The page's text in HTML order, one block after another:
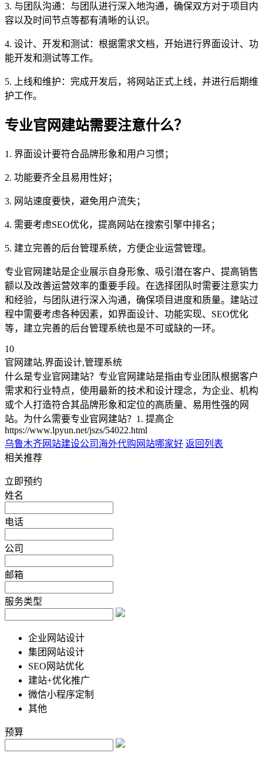
3. 与团队沟通：与团队进行深入地沟通，确保双方对于项目内
容以及时间节点等都有清晰的认识。
4. 设计、开发和测试：根据需求文档，开始进行界面设计、功
能开发和测试等工作。
5. 上线和维护：完成开发后，将网站正式上线，并进行后期维
护工作。
专业官网建站需要注意什么？
1. 界面设计要符合品牌形象和用户习惯；
2. 功能要齐全且易用性好；
3. 网站速度要快，避免用户流失；
4. 需要考虑SEO优化，提高网站在搜索引擎中排名；
5. 建立完善的后台管理系统，方便企业运营管理。
专业官网建站是企业展示自身形象、吸引潜在客户、提高销售
额以及改善运营效率的重要手段。在选择团队时需要注意实力
和经验，与团队进行深入沟通，确保项目进度和质量。建站过
程中需要考虑各种因素，如界面设计、功能实现、SEO优化
等，建立完善的后台管理系统也是不可或缺的一环。
10
官网建站,界面设计,管理系统
什么是专业官网建站？专业官网建站是指由专业团队根据客户
需求和行业特点，使用最新的技术和设计理念，为企业、机构
或个人打造符合其品牌形象和定位的高质量、易用性强的网
站。为什么需要专业官网建站？1. 提高企
https://www.lpyun.net/jszs/54022.html
乌鲁木齐网站建设公司 海外代购网站哪家好 返回列表
相关推荐
立即预约
姓名
电话
公司
邮箱
服务类型
企业网站设计
集团网站设计
SEO网站优化
建站+优化推广
微信小程序定制
其他
预算